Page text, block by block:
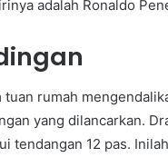
adalah Ronaldo
rumah
yang dilancarkan.
tendangan 12 pas.